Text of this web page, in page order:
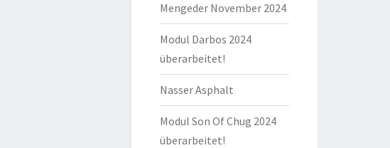
Mengeder November 2024
Modul Darbos 2024
überarbeitet!
Nasser Asphalt
Modul Son Of Chug 2024
überarbeitet!